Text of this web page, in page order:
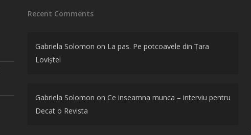
Recent Comments
Gabriela Solomon on La pas. Pe potcoavele din Țara
Loviștei
Gabriela Solomon on Ce inseamna munca – interviu pentru
Decat o Revista